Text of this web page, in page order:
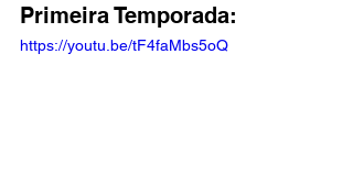
Primeira Temporada:
https://youtu.be/tF4faMbs5oQ